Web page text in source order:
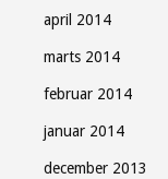
april 2014
marts 2014
februar 2014
januar 2014
december 2013